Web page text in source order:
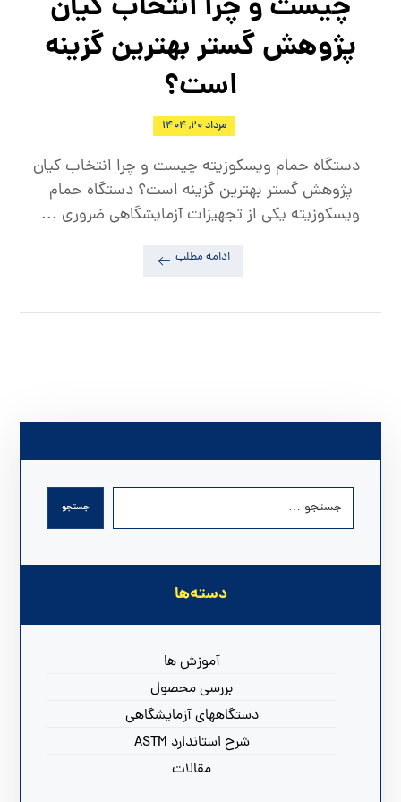
چیست و چرا انتخاب کیان
پژوهش گستر بهترین گزینه
است؟
مرداد ۲۰, ۱۴۰۴
دستگاه حمام ویسکوزیته چیست و چرا انتخاب کیان
پژوهش گستر بهترین گزینه است؟ دستگاه حمام
ویسکوزیته یکی از تجهیزات آزمایشگاهی ضروری ...
ادامه مطلب
دسته‌ها
آموزش ها
بررسی محصول
دستگاههای آزمایشگاهی
شرح استاندارد ASTM
مقالات